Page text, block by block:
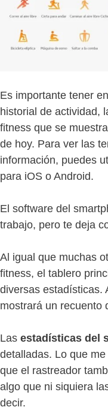
Es importante tener
historial de actividad,
fitness que se
de hoy. Para ver las
información, puedes
para iOS o Android.
El software del
trabajo, pero te deja
Al igual que muchas
fitness, el tablero
diversas estadísticas.
mostrará un recuento
Las estadísticas del
detalladas. Lo que
que el rastreador
algo que ni siquiera
decir.